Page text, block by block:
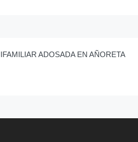
ADOSADA EN AÑORETA